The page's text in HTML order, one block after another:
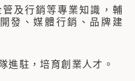
及行銷等專業知識，輔
發、媒體行銷、品牌建
進駐，培育創業人才。